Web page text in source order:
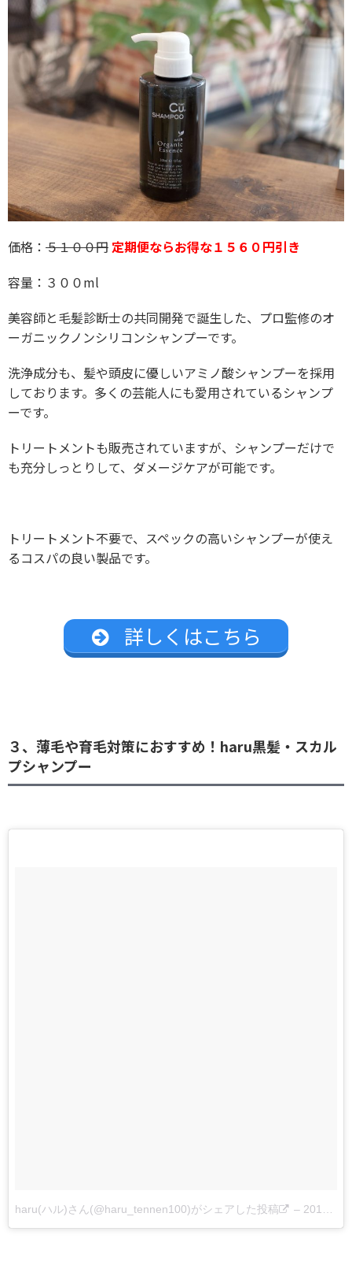
価格： ５１００円 定期便ならお得な１５６０円引き
容量：３００ml
美容師と毛髪診断士の共同開発で誕生した、プロ監修のオ
ーガニックノンシリコンシャンプーです。
洗浄成分も、髪や頭皮に優しいアミノ酸シャンプーを採用
しております。多くの芸能人にも愛用されているシャンプ
ーです。
トリートメントも販売されていますが、シャンプーだけで
も充分しっとりして、ダメージケアが可能です。
トリートメント不要で、スペックの高いシャンプーが使え
るコスパの良い製品です。
詳しくはこちら
３、薄毛や育毛対策におすすめ！haru黒髪・スカル
プシャンプー
haru(ハル)さん(@haru_tennen100)がシェアした投稿 – 2017年 4月月21日午前12時54分PDT